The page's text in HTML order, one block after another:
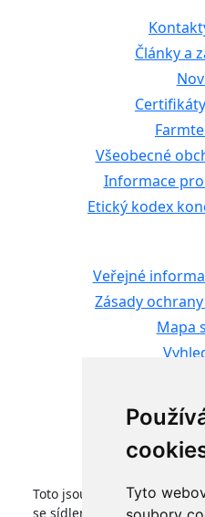
Tyto
Články a
Všeobecné
Informace
Etický kodex
Veřejné
Zásady
Mapa
Informace
Toto jsou internetové
se sídlem Jistebnice, Tisová